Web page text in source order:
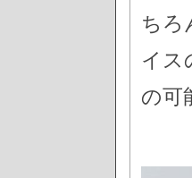
ちろ
イス
の可